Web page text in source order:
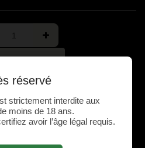
réservé
strictement interdite aux
moins de 18 ans.
avoir l’âge légal requis.